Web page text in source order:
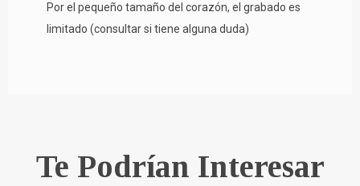
Por el pequeño tamaño del corazón, el grabado es
limitado (consultar si tiene alguna duda)
Te Podrían Interesar